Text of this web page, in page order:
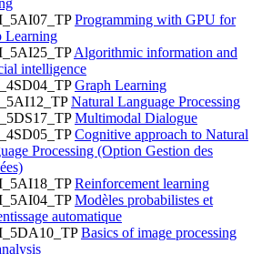
Programming with GPU for
Learning
Algorithmic information and
intelligence
Graph Learning
Natural Language Processing
Multimodal Dialogue
Cognitive approach to Natural
Processing (Option Gestion des
Reinforcement learning
Modèles probabilistes et
automatique
Basics of image processing